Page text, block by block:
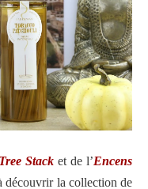
Stack et de l’Encens
découvrir la collection de